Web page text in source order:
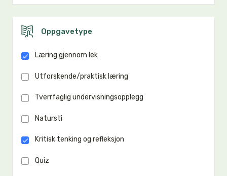
Oppgavetype
Læring gjennom lek
Utforskende/praktisk læring
Tverrfaglig undervisningsopplegg
Natursti
Kritisk tenking og refleksjon
Quiz